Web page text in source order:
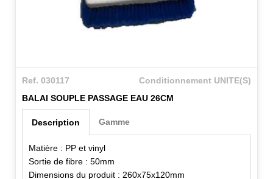
Ref. 030117
Conditionnement UNITE(S)
BALAI SOUPLE PASSAGE EAU 26CM
Description
Matière : PP et vinyl
Sortie de fibre : 50mm
Dimensions du produit : 260x75x120mm
Gamme